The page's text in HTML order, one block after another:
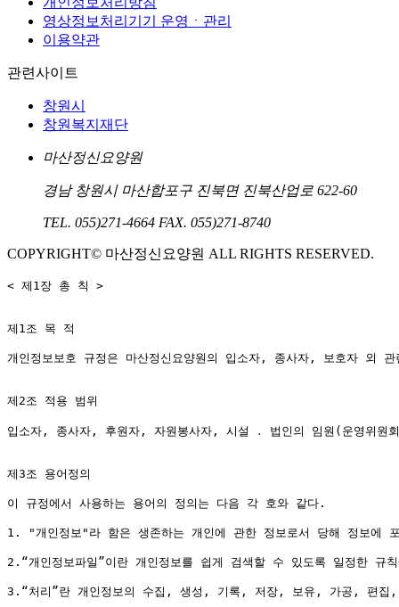
영상정보처리기기 운영ㆍ관리
이용약관
관련사이트
창원시
창원복지재단
마산정신요양원
경남 창원시 마산합포구 진북면 진북산업로 622-60
TEL. 055)271-4664 FAX. 055)271-8740
COPYRIGHT© 마산정신요양원 ALL RIGHTS RESERVED.
< 제1장 총 칙 >
제1조 목 적
개인정보보호 규정은 마산정신요양원의 입소자, 종사자, 보호자 외
제2조 적용 범위
입소자, 종사자, 후원자, 자원봉사자, 시설 ․ 법인의 임원(운영위
제3조 용어정의
이 규정에서 사용하는 용어의 정의는 다음 각 호와 같다.
1. "개인정보"라 함은 생존하는 개인에 관한 정보로서 당해 정보에
2.“개인정보파일”이란 개인정보를 쉽게 검색할 수 있도록 일정한
3.“처리”란 개인정보의 수집, 생성, 기록, 저장, 보유, 가공, 편